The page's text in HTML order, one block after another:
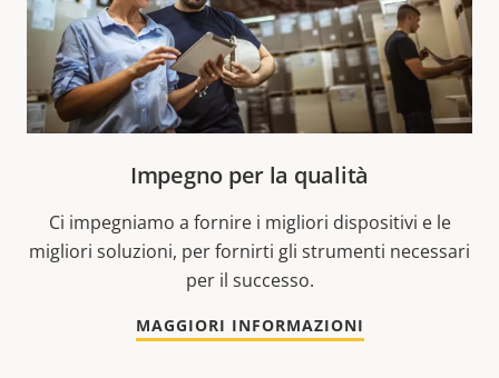
Impegno per la qualità
Ci impegniamo a fornire i migliori dispositivi e le
migliori soluzioni, per fornirti gli strumenti necessari
per il successo.
MAGGIORI INFORMAZIONI